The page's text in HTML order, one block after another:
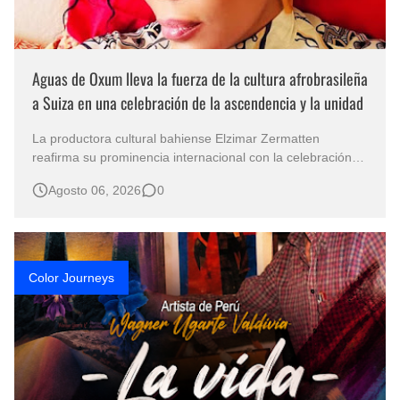
Aguas de Oxum lleva la fuerza de la cultura afrobrasileña
a Suiza en una celebración de la ascendencia y la unidad
La productora cultural bahiense Elzimar Zermatten
reafirma su prominencia internacional con la celebración
celebración une la cultura, la espiritualidad y la tradición
colaboración con Ya Sandra de Oxum,…
Agosto 06, 2026 0
Color Journeys